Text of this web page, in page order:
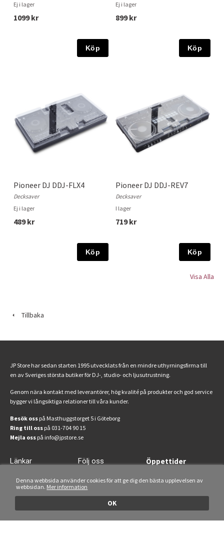
OK
Denna webbsida använder cookies för att ge dig den bästa upplevelsen av
webbsidan. Mer information
Ej i lager
1099 kr
Köp
Ej i lager
899 kr
Köp
Pioneer DJ DDJ-FLX4
Decksaver
Ej i lager
489 kr
Köp
Pioneer DJ DDJ-REV7
Decksaver
I lager
719 kr
Köp
Visa Alla
Tillbaka
JP Store har sedan starten 1995 utvecklats från en mindre uthyrningsfirma till
en av Sveriges största butiker för DJ-, studio- och ljusutrustning.
Genom nära kontakt med leverantörer, hög kvalité på produkter och god service
bygger vi långsiktiga relationer till våra kunder.
Besök oss på Masthuggstorget 5 i Göteborg
Ring till oss på 031-704 90 15
Mejla oss på info@jpstore.se
Länkar
Uthyrning
Köpvillkor
Följ oss
Instagram
Öppettider
Lördagar: 11-15